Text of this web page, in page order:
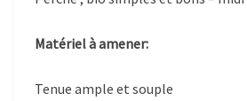
Matériel à amener:
Tenue ample et souple